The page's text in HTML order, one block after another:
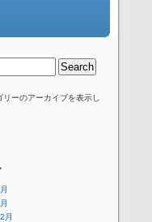
ーのアーカイブを表示し
月